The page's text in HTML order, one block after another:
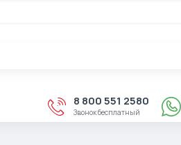
8 800 551 2580
Звонок бесплатный